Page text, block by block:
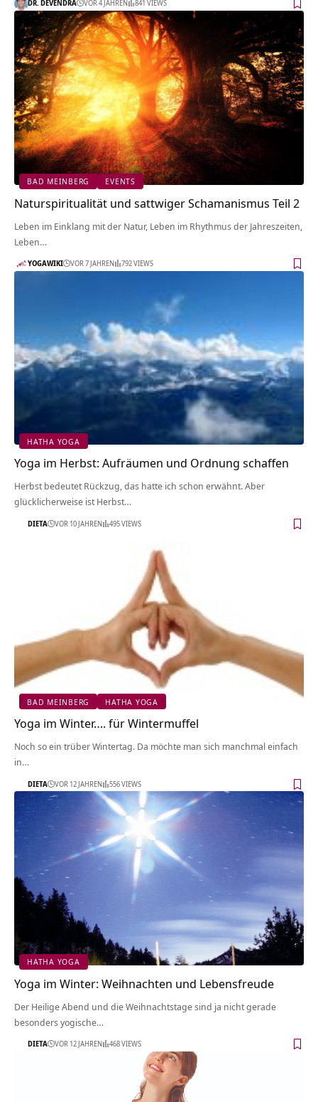
DR. DEVENDRA VOR 4 JAHREN 841 VIEWS
BAD MEINBERG EVENTS
Naturspiritualität und sattwiger Schamanismus Teil 2
Leben im Einklang mit der Natur, Leben im Rhythmus der Jahreszeiten,
Leben…
YOGAWIKI VOR 7 JAHREN 792 VIEWS
HATHA YOGA
Yoga im Herbst: Aufräumen und Ordnung schaffen
Herbst bedeutet Rückzug, das hatte ich schon erwähnt. Aber
glücklicherweise ist Herbst…
DIETA VOR 10 JAHREN 495 VIEWS
BAD MEINBERG HATHA YOGA
Yoga im Winter…. für Wintermuffel
Noch so ein trüber Wintertag. Da möchte man sich manchmal einfach
in…
DIETA VOR 12 JAHREN 556 VIEWS
HATHA YOGA
Yoga im Winter: Weihnachten und Lebensfreude
Der Heilige Abend und die Weihnachtstage sind ja nicht gerade
besonders yogische…
DIETA VOR 12 JAHREN 468 VIEWS